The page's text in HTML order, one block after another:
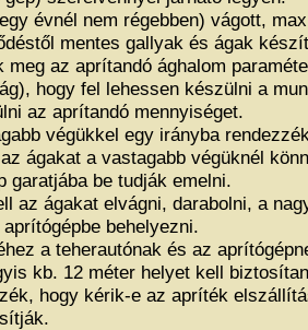
évnél nem régebben) vágott,
mentes gallyak és ágak
meg az aprítandó ághalom
hogy fel lehessen készülni a
az aprítandó mennyiséget.
végükkel egy irányba
ágakat a vastagabb végüknél
garatjába be tudják emelni.
az ágakat elvágni, darabolni, a
behelyezni.
a teherautónak és az
kb. 12 méter helyet kell
hogy kérik-e az apríték